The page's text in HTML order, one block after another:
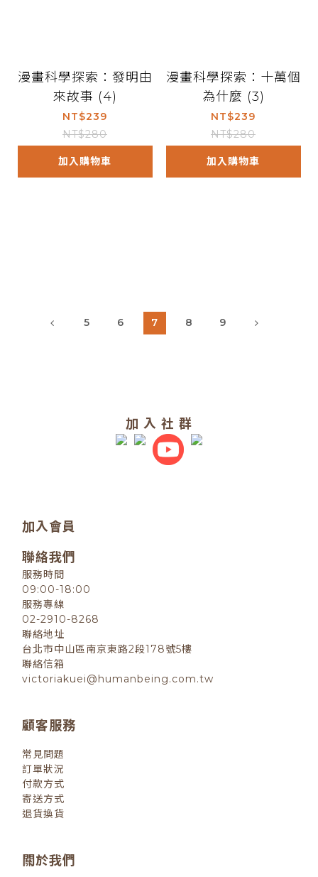
漫畫科學探索：發明由
來故事 (4)
NT$239
NT$280
加入購物車
漫畫科學探索：十萬個
為什麼 (3)
NT$239
NT$280
加入購物車
5 6 7 8 9
加 入 社 群
加入會員
聯絡我們
服務時間
09:00-18:00
服務專線
02-2910-8268
聯絡地址
台北市中山區南京東路2段178號5樓
聯絡信箱
victoriakuei@humanbeing.com.tw
顧客服務
常見問題
訂單狀況
付款方式
寄送方式
退貨換貨
關於我們